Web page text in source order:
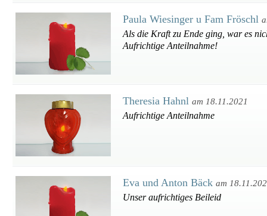
Paula Wiesinger u Fam Fröschl
Als die Kraft zu Ende ging, war es
Aufrichtige Anteilnahme!
Theresia Hahnl am 18.11.2021
Aufrichtige Anteilnahme
Eva und Anton Bäck am
Unser aufrichtiges Beileid